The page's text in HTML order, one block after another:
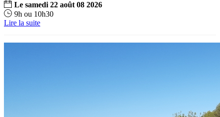
Le samedi 22 août 08 2026
9h ou 10h30
Lire la suite